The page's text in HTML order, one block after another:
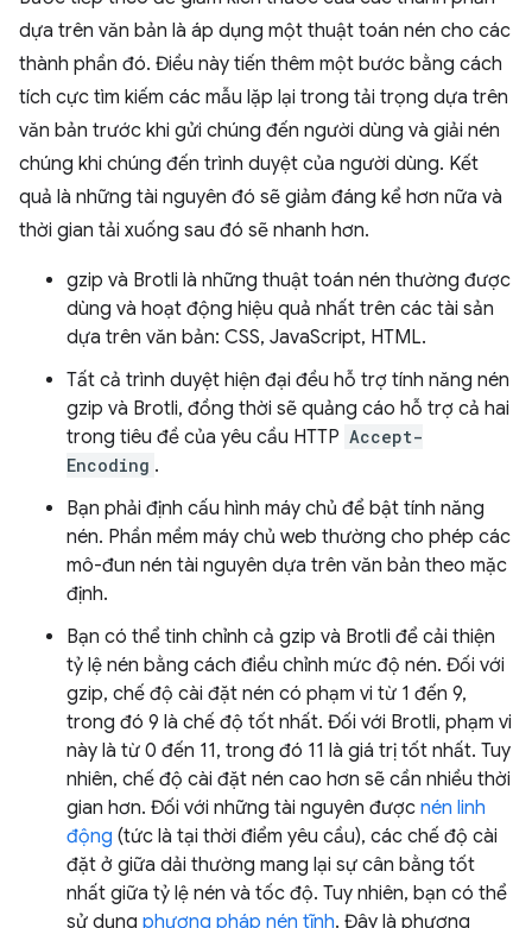
dựa trên văn bản là áp dụng một thuật toán nén cho các
thành phần đó. Điều này tiến thêm một bước bằng cách
tích cực tìm kiếm các mẫu lặp lại trong tải trọng dựa trên
văn bản trước khi gửi chúng đến người dùng và giải nén
chúng khi chúng đến trình duyệt của người dùng. Kết
quả là những tài nguyên đó sẽ giảm đáng kể hơn nữa và
thời gian tải xuống sau đó sẽ nhanh hơn.
gzip và Brotli là những thuật toán nén thường được
dùng và hoạt động hiệu quả nhất trên các tài sản
dựa trên văn bản: CSS, JavaScript, HTML.
Tất cả trình duyệt hiện đại đều hỗ trợ tính năng nén
gzip và Brotli, đồng thời sẽ quảng cáo hỗ trợ cả hai
trong tiêu đề của yêu cầu HTTP Accept-
Encoding .
Bạn phải định cấu hình máy chủ để bật tính năng
nén. Phần mềm máy chủ web thường cho phép các
mô-đun nén tài nguyên dựa trên văn bản theo mặc
định.
Bạn có thể tinh chỉnh cả gzip và Brotli để cải thiện
tỷ lệ nén bằng cách điều chỉnh mức độ nén. Đối với
gzip, chế độ cài đặt nén có phạm vi từ 1 đến 9,
trong đó 9 là chế độ tốt nhất. Đối với Brotli, phạm vi
này là từ 0 đến 11, trong đó 11 là giá trị tốt nhất. Tuy
nhiên, chế độ cài đặt nén cao hơn sẽ cần nhiều thời
gian hơn. Đối với những tài nguyên được nén linh
động (tức là tại thời điểm yêu cầu), các chế độ cài
đặt ở giữa dải thường mang lại sự cân bằng tốt
nhất giữa tỷ lệ nén và tốc độ. Tuy nhiên, bạn có thể
sử dụng phương pháp nén tĩnh. Đây là phương